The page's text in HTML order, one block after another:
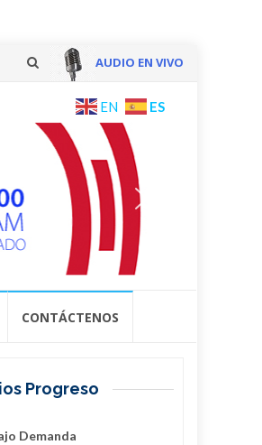
AUDIO EN VIVO
content
EN ES
CONTÁCTENOS
Progreso
Demanda